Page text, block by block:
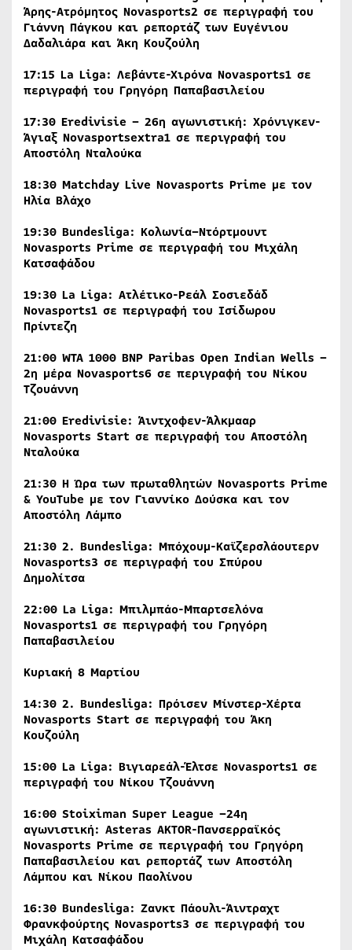
Άρης-Ατρόμητος Novasports2 σε περιγραφή του
Γιάννη Πάγκου και ρεπορτάζ των Ευγένιου
Δαδαλιάρα και Άκη Κουζούλη
17:15 La Liga: Λεβάντε-Χιρόνα Novasports1 σε
περιγραφή του Γρηγόρη Παπαβασιλείου
17:30 Eredivisie – 26η αγωνιστική: Χρόνιγκεν-
Άγιαξ Novasportsextra1 σε περιγραφή του
Αποστόλη Νταλούκα
18:30 Matchday Live Novasports Prime με τον
Ηλία Βλάχο
19:30 Bundesliga: Κολωνία–Ντόρτμουντ
Novasports Prime σε περιγραφή του Μιχάλη
Κατσαφάδου
19:30 La Liga: Ατλέτικο-Ρεάλ Σοσιεδάδ
Novasports1 σε περιγραφή του Ισίδωρου
Πρίντεζη
21:00 WTA 1000 BNP Paribas Open Indian Wells –
2η μέρα Novasports6 σε περιγραφή του Νίκου
Τζουάννη
21:00 Eredivisie: Άιντχοφεν-Άλκμααρ
Novasports Start σε περιγραφή του Αποστόλη
Νταλούκα
21:30 Η Ώρα των πρωταθλητών Novasports Prime
& YouTube με τον Γιαννίκο Δούσκα και τον
Αποστόλη Λάμπο
21:30 2. Bundesliga: Μπόχουμ-Καϊζερσλάουτερν
Novasports3 σε περιγραφή του Σπύρου
Δημολίτσα
22:00 La Liga: Μπιλμπάο-Μπαρτσελόνα
Novasports1 σε περιγραφή του Γρηγόρη
Παπαβασιλείου
Κυριακή 8 Μαρτίου
14:30 2. Bundesliga: Πρόισεν Μίνστερ-Χέρτα
Novasports Start σε περιγραφή του Άκη
Κουζούλη
15:00 La Liga: Βιγιαρεάλ-Έλτσε Novasports1 σε
περιγραφή του Νίκου Τζουάννη
16:00 Stoiximan Super League –24η
αγωνιστική: Asteras AKTOR-Πανσερραϊκός
Novasports Prime σε περιγραφή του Γρηγόρη
Παπαβασιλείου και ρεπορτάζ των Αποστόλη
Λάμπου και Νίκου Παολίνου
16:30 Bundesliga: Ζανκτ Πάουλι-Άιντραχτ
Φρανκφούρτης Novasports3 σε περιγραφή του
Μιχάλη Κατσαφάδου